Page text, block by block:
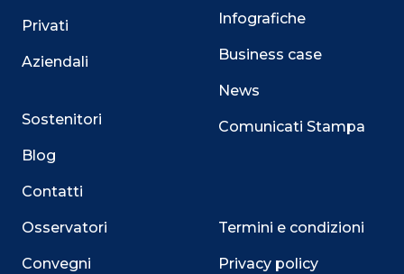
Privati
Aziendali
Sostenitori
Blog
Contatti
Osservatori
Convegni
Infografiche
Business case
News
Comunicati Stampa
Termini e condizioni
Privacy policy